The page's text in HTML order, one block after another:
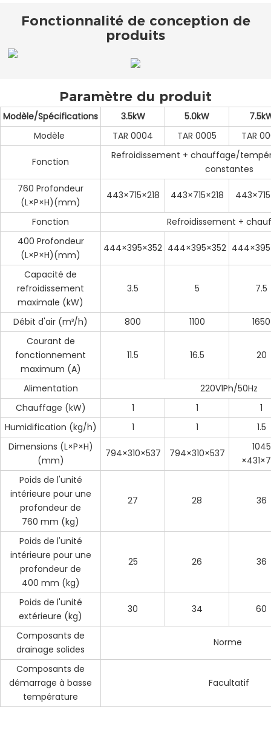
Fonctionnalité de conception de
produits
Paramètre du produit
Modèle/Spécifications 3.5kW 5.0kW
Modèle
TAR 0004 TAR 0005 TAR
Fonction
Refroidissement + chauffage/
constantes
760 Profondeur
(L×P×H)(mm)
443×715×218 443×715×218
Fonction
Refroidissement +
400 Profondeur
(L×P×H)(mm)
444×395×352 444×395×352
Capacité de
refroidissement
maximale (kW)
3.5 5 7.5
Débit d'air (m³/h) 800 1100
1650
Courant de
fonctionnement
maximum (A)
11.5 16.5 20
Alimentation
220V1Ph/50Hz
Chauffage (kW)
1 1
1
Humidification (kg/h)
1 1
1.5
Dimensions (L×P×H)
(mm)
794×310×537 794×310×537
1045
Poids de l'unité
intérieure pour une
profondeur de
760 mm (kg)
27 28 36
Poids de l'unité
intérieure pour une
profondeur de
400 mm (kg)
25 26 36
Poids de l'unité
extérieure (kg)
30 34 60
Composants de
drainage solides
Norme
Composants de
démarrage à basse
température
Facultatif